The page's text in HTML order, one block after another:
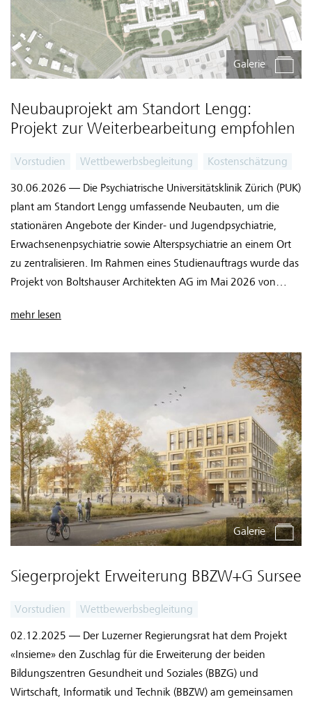
Galerie
Neubauprojekt am Standort Lengg:
Projekt zur Weiterbearbeitung empfohlen
Vorstudien Wettbewerbsbegleitung Kostenschätzung
30.06.2026 — Die Psychiatrische Universitätsklinik Zürich (PUK)
plant am Standort Lengg umfassende Neubauten, um die
stationären Angebote der Kinder- und Jugendpsychiatrie,
Erwachsenenpsychiatrie sowie Alterspsychiatrie an einem Ort
zu zentralisieren. Im Rahmen eines Studienauftrags wurde das
Projekt von Boltshauser Architekten AG im Mai 2026 von
Weiterbearbeitung empfohlen.
mehr lesen
Galerie
Siegerprojekt Erweiterung BBZW+G Sursee
Vorstudien Wettbewerbsbegleitung
02.12.2025 — Der Luzerner Regierungsrat hat dem Projekt
«Insieme» den Zuschlag für die Erweiterung der beiden
Bildungszentren Gesundheit und Soziales (BBZG) und
Wirtschaft, Informatik und Technik (BBZW) am gemeinsamen